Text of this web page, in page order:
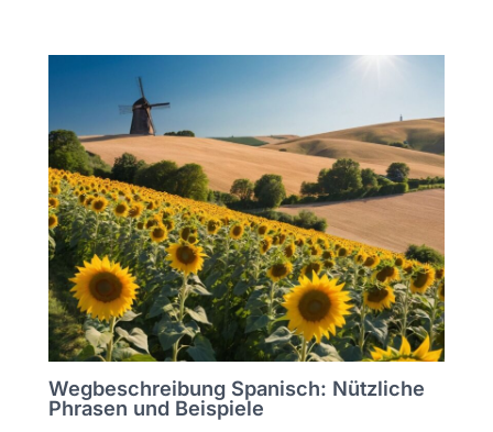
Wegbeschreibung Spanisch: Nützliche
Phrasen und Beispiele